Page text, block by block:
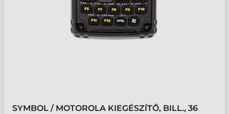
SYMBOL / MOTOROLA KIEGÉSZÍTŐ, BILL., 36